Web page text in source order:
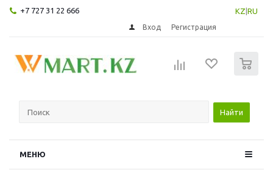
+7 727 31 22 666 KZ RU
Вход Регистрация
Найти
МЕНЮ